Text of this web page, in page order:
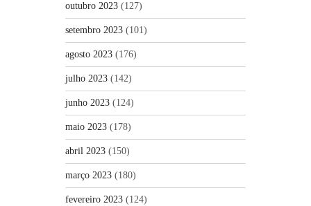
outubro 2023 (127)
setembro 2023 (101)
agosto 2023 (176)
julho 2023 (142)
junho 2023 (124)
maio 2023 (178)
abril 2023 (150)
março 2023 (180)
fevereiro 2023 (124)